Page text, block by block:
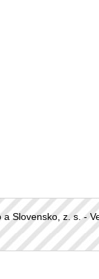
Slovensko, z. s. -